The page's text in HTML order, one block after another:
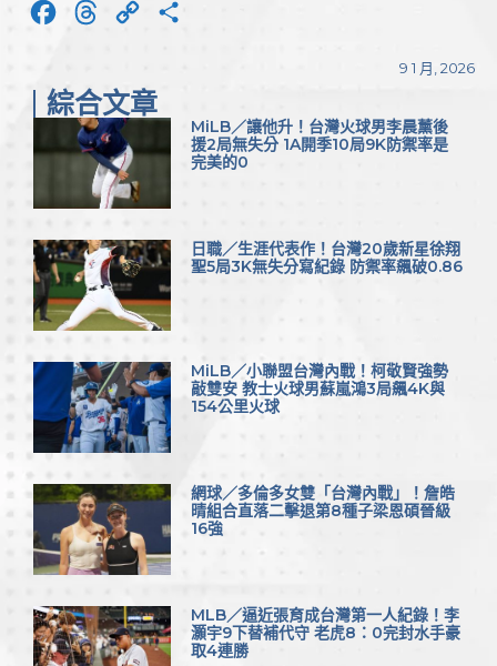
FacebookThreads
Copy
9 1 月, 2026
綜合文章
MiLB／讓他升！台灣火球男李晨薰後
援2局無失分 1A開季10局9K防禦率是
完美的0
日職／生涯代表作！台灣20歲新星徐翔
聖5局3K無失分寫紀錄 防禦率飆破0.86
MiLB／小聯盟台灣內戰！柯敬賢強勢
敲雙安 教士火球男蘇嵐鴻3局飆4K與
154公里火球
網球／多倫多女雙「台灣內戰」！詹皓
晴組合直落二擊退第8種子梁恩碩晉級
16強
MLB／逼近張育成台灣第一人紀錄！李
灝宇9下替補代守 老虎8：0完封水手豪
取4連勝